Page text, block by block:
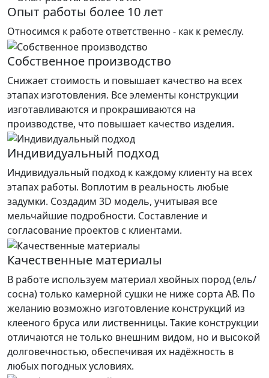
Опыт работы более 10 лет
Относимся к работе ответственно - как к ремеслу.
Собственное производство
Снижает стоимость и повышает качество на всех
этапах изготовления. Все элементы конструкции
изготавливаются и прокрашиваются на
производстве, что повышает качество изделия.
Индивидуальный подход
Индивидуальный подход к каждому клиенту на всех
этапах работы. Воплотим в реальность любые
задумки. Создадим 3D модель, учитывая все
мельчайшие подробности. Составление и
согласование проектов с клиентами.
Качественные материалы
В работе используем материал хвойных пород (ель/
сосна) только камерной сушки не ниже сорта АВ. По
желанию возможно изготовление конструкций из
клееного бруса или лиственницы. Такие конструкции
отличаются не только внешним видом, но и высокой
долговечностью, обеспечивая их надёжность в
любых погодных условиях.